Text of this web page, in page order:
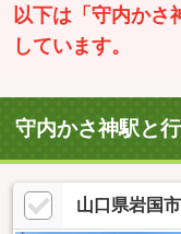
以下は「守内かさ
しています。
守内かさ神駅と
山口県岩国